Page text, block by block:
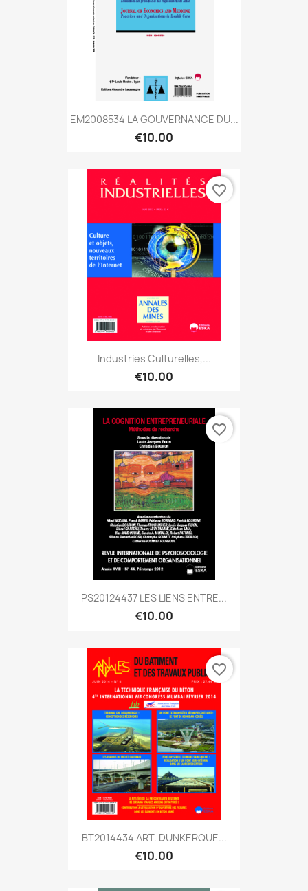
EM2008534 LA GOUVERNANCE DU...
€10.00
Industries Culturelles,...
€10.00
favorite_border
PS20124437 LES LIENS ENTRE...
€10.00
favorite_border
BT2014434 ART. DUNKERQUE...
€10.00
favorite_border